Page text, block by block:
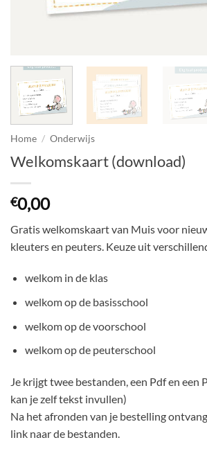
Home / Onderwijs
Welkomskaart (download)
€0,00
Gratis welkomskaart van Muis voor
kleuters en peuters. Keuze uit
welkom in de klas
welkom op de basisschool
welkom op de voorschool
welkom op de peuterschool
Je krijgt twee bestanden, een Pdf en
kan je zelf tekst invullen)
Na het afronden van je bestelling
link naar de bestanden.